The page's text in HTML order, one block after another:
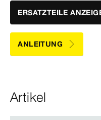
ERSATZTEILE
ANLEITUNG
Artikel